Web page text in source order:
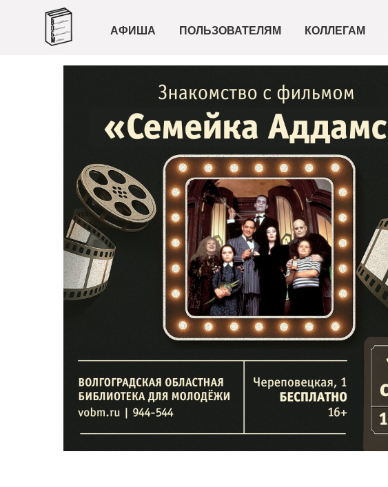
АФИША ПОЛЬЗОВАТЕЛЯМ КОЛЛЕГАМ